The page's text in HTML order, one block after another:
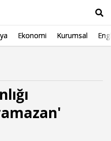
Ekonomi Kurumsal